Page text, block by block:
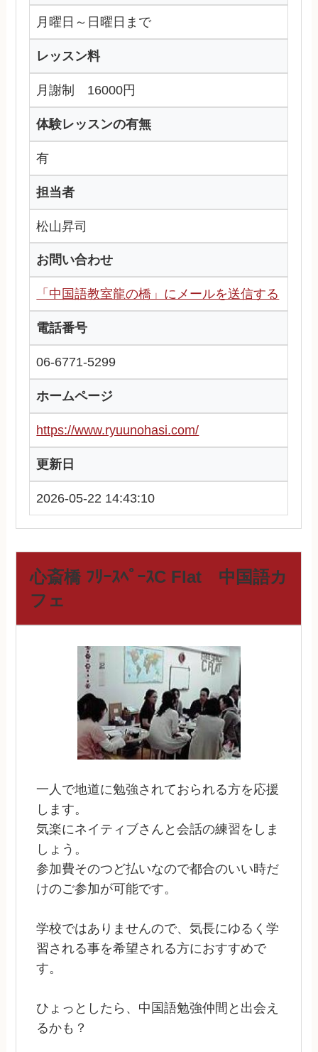
月曜日～日曜日まで
レッスン料
月謝制 16000円
体験レッスンの有無
有
担当者
松山昇司
お問い合わせ
「中国語教室龍の橋」にメールを送信する
電話番号
06-6771-5299
ホームページ
https://www.ryuunohasi.com/
更新日
2026-05-22 14:43:10
心斎橋 ﾌﾘｰｽﾍﾟｰｽC Flat 中国語カ
フェ
一人で地道に勉強されておられる方を応援
します。
気楽にネイティブさんと会話の練習をしま
しょう。
参加費そのつど払いなので都合のいい時だ
けのご参加が可能です。
学校ではありませんので、気長にゆるく学
習される事を希望される方におすすめで
す。
ひょっとしたら、中国語勉強仲間と出会え
るかも？